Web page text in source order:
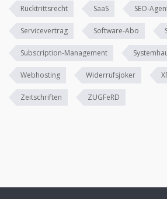
Rücktrittsrecht SaaS SEO-
Servicevertrag Software-Abo
Subscription-Management
Webhosting Widerrufsjoker
Zeitschriften ZUGFeRD